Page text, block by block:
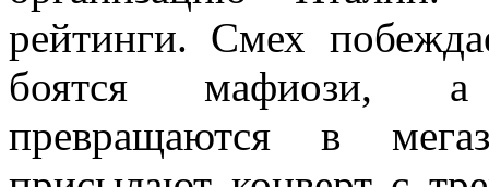
рейтинги. Смех
боятся мафиози, а
превращаются в